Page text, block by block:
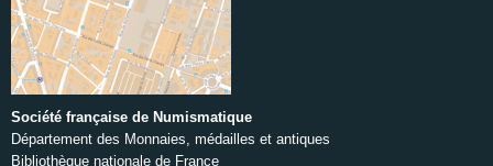
Société française de Numismatique
Département des Monnaies, médailles et antiques
Bibliothèque nationale de France